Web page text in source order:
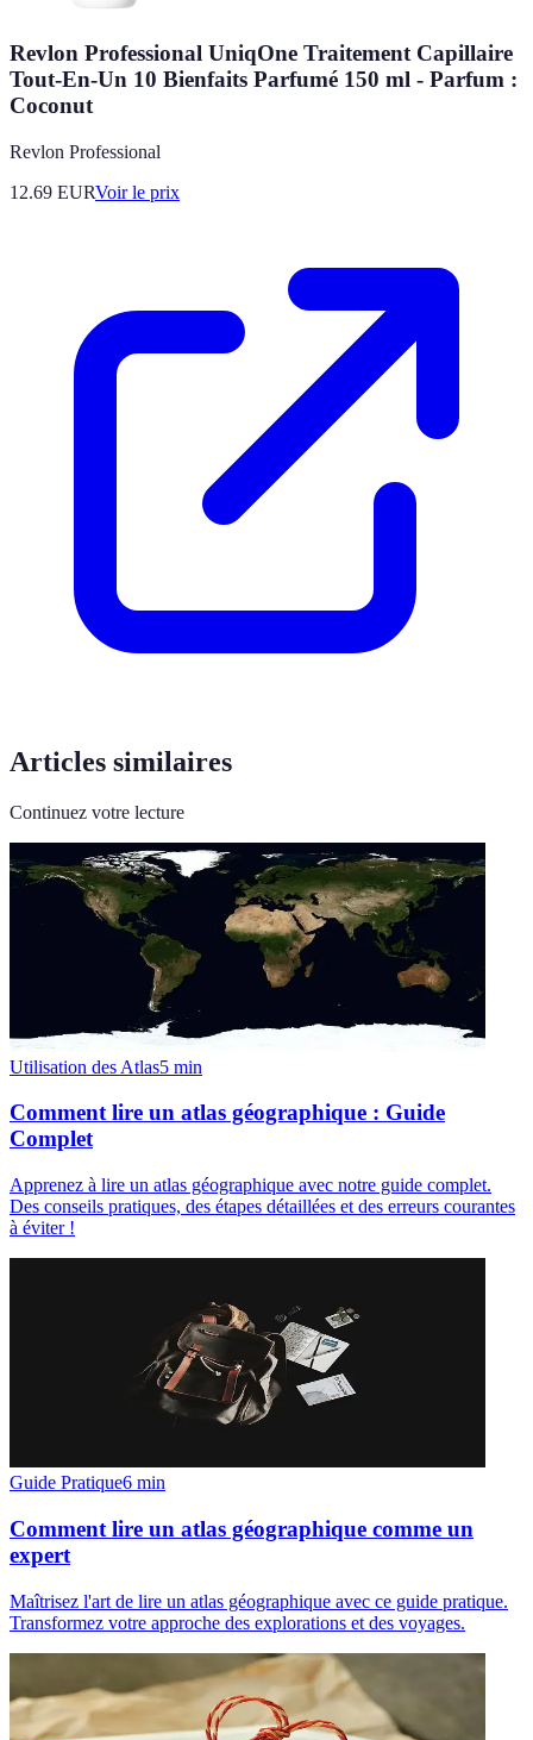
Revlon Professional UniqOne Traitement Capillaire
Tout-En-Un 10 Bienfaits Parfumé 150 ml - Parfum :
Coconut
Revlon Professional
12.69 EURVoir le prix
Articles similaires
Continuez votre lecture
Utilisation des Atlas5 min
Comment lire un atlas géographique : Guide
Complet
Apprenez à lire un atlas géographique avec notre guide complet.
Des conseils pratiques, des étapes détaillées et des erreurs courantes
à éviter !
Guide Pratique6 min
Comment lire un atlas géographique comme un
expert
Maîtrisez l'art de lire un atlas géographique avec ce guide pratique.
Transformez votre approche des explorations et des voyages.